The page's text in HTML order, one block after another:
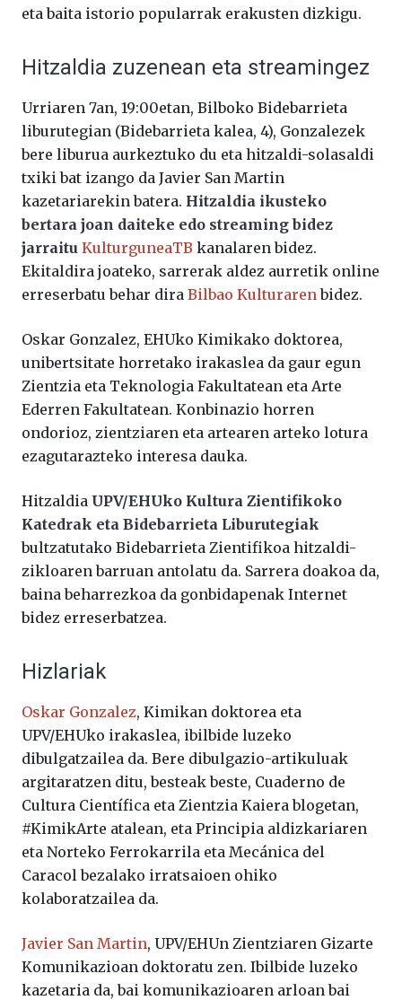
eta baita istorio popularrak erakusten dizkigu.
Hitzaldia zuzenean eta streamingez
Urriaren 7an, 19:00etan, Bilboko Bidebarrieta
liburutegian (Bidebarrieta kalea, 4), Gonzalezek
bere liburua aurkeztuko du eta hitzaldi-solasaldi
txiki bat izango da Javier San Martin
kazetariarekin batera. Hitzaldia ikusteko
bertara joan daiteke edo streaming bidez
jarraitu KulturguneaTB kanalaren bidez.
Ekitaldira joateko, sarrerak aldez aurretik online
erreserbatu behar dira Bilbao Kulturaren bidez.
Oskar Gonzalez, EHUko Kimikako doktorea,
unibertsitate horretako irakaslea da gaur egun
Zientzia eta Teknologia Fakultatean eta Arte
Ederren Fakultatean. Konbinazio horren
ondorioz, zientziaren eta artearen arteko lotura
ezagutarazteko interesa dauka.
Hitzaldia UPV/EHUko Kultura Zientifikoko
Katedrak eta Bidebarrieta Liburutegiak
bultzatutako Bidebarrieta Zientifikoa hitzaldi-
zikloaren barruan antolatu da. Sarrera doakoa da,
baina beharrezkoa da gonbidapenak Internet
bidez erreserbatzea.
Hizlariak
Oskar Gonzalez, Kimikan doktorea eta
UPV/EHUko irakaslea, ibilbide luzeko
dibulgatzailea da. Bere dibulgazio-artikuluak
argitaratzen ditu, besteak beste, Cuaderno de
Cultura Científica eta Zientzia Kaiera blogetan,
#KimikArte atalean, eta Principia aldizkariaren
eta Norteko Ferrokarrila eta Mecánica del
Caracol bezalako irratsaioen ohiko
kolaboratzailea da.
Javier San Martin, UPV/EHUn Zientziaren Gizarte
Komunikazioan doktoratu zen. Ibilbide luzeko
kazetaria da, bai komunikazioaren arloan bai